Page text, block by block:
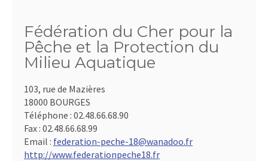
Fédération du Cher pour la
Pêche et la Protection du
Milieu Aquatique
103, rue de Mazières
18000 BOURGES
Téléphone : 02.48.66.68.90
Fax : 02.48.66.68.99
Email : federation-peche-18@wanadoo.fr
http://www.federationpeche18.fr